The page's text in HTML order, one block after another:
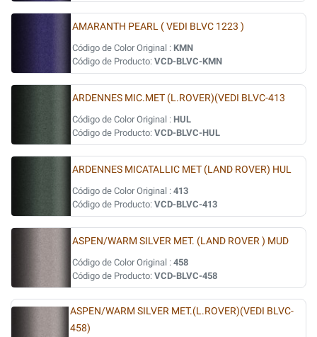
AMARANTH PEARL ( VEDI BLVC 1223 )
Código de Color Original : KMN
Código de Producto: VCD-BLVC-KMN
ARDENNES MIC.MET (L.ROVER)(VEDI BLVC-413
Código de Color Original : HUL
Código de Producto: VCD-BLVC-HUL
ARDENNES MICATALLIC MET (LAND ROVER) HUL
Código de Color Original : 413
Código de Producto: VCD-BLVC-413
ASPEN/WARM SILVER MET. (LAND ROVER ) MUD
Código de Color Original : 458
Código de Producto: VCD-BLVC-458
ASPEN/WARM SILVER MET.(L.ROVER)(VEDI BLVC-
458)